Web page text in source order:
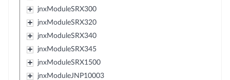
jnxModuleSRX300
jnxModuleSRX320
jnxModuleSRX340
jnxModuleSRX345
jnxModuleSRX1500
jnxModuleJNP10003